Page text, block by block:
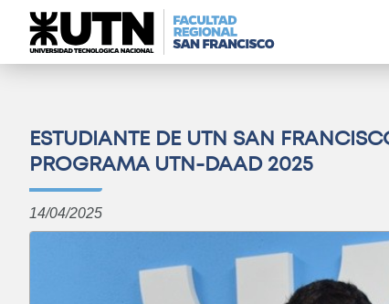
ESTUDIANTE DE UTN SAN
PROGRAMA UTN-DAAD 2025
14/04/2025